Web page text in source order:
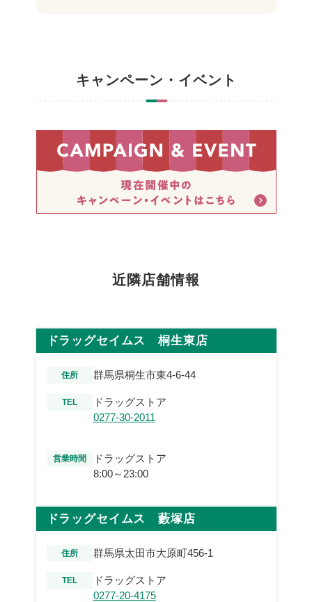
キャンペーン・イベント
近隣店舗情報
ドラッグセイムス 桐生東店
住所 群馬県桐生市東4-6-44
TEL
ドラッグストア
0277-30-2011
営業時間
ドラッグストア
8:00～23:00
ドラッグセイムス 藪塚店
住所 群馬県太田市大原町456-1
TEL
ドラッグストア
0277-20-4175